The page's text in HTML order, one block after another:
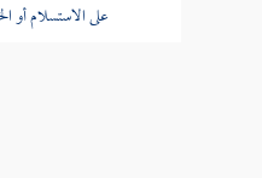
على الاستسلام أو